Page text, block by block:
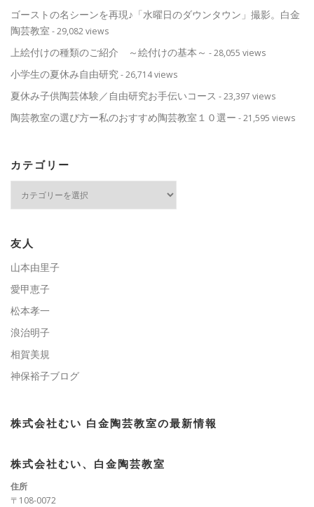
ゴーストの名シーンを再現♪「水曜日のダウンタウン」撮影。白金
陶芸教室 - 29,082 views
上絵付けの種類のご紹介 ～絵付けの基本～ - 28,055 views
小学生の夏休み自由研究- 26,714 views
夏休み子供陶芸体験／自由研究お手伝いコース - 23,397 views
陶芸教室の選び方ー私のおすすめ陶芸教室１０選ー - 21,595 views
カテゴリー
ー
友人
山本由里子
愛甲恵子
松本孝一
浪治明子
相賀美規
神保裕子ブログ
株式会社むい 白金陶芸教室の最新情報
株式会社むい、白金陶芸教室
住所
〒108-0072